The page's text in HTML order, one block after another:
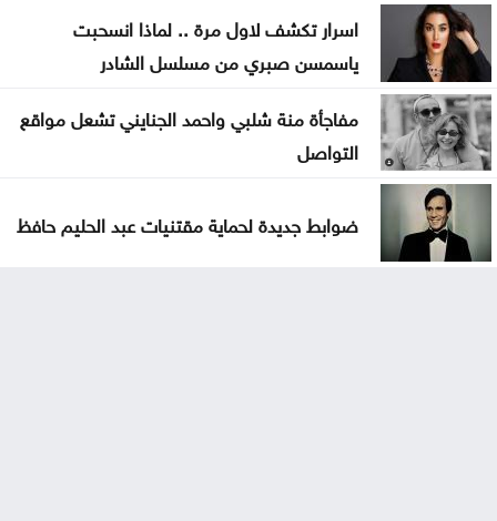
اسرار تكشف لاول مرة .. لماذا انسحبت
ياسمسن صبري من مسلسل الشادر
مفاجأة منة شلبي واحمد الجنايني تشعل مواقع
التواصل
ضوابط جديدة لحماية مقتنيات عبد الحليم حافظ